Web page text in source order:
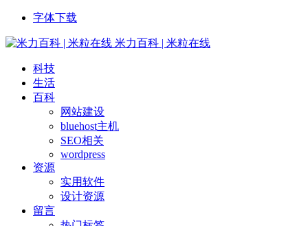
字体下载
米力百科 | 米粒在线
科技
生活
百科
网站建设
bluehost主机
SEO相关
wordpress
资源
实用软件
设计资源
留言